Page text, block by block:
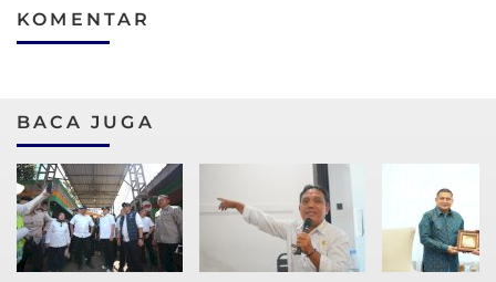
KOMENTAR
BACA JUGA